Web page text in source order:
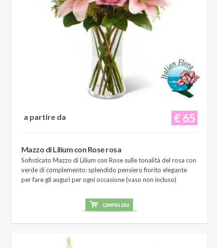
€ 65
a partire da
Mazzo di Lilium con Rose rosa
Sofisticato Mazzo di Lilium con Rose sulle tonalità del rosa con
verde di complemento: splendido pensiero fiorito elegante
per fare gli auguri per ogni occasione (vaso non incluso)